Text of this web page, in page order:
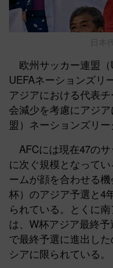
日
欧州サッカー連盟（
UEFAネーションズリ
アジアにおける代表
会減少を考慮にアジ
盟）ネーションズリ
AFCには現在47の
に次ぐ規模となって
ームが顔を合わせる
杯）のアジア予選と4
られている。とくに
は、W杯アジア最終
で最終予選に進出し
シアに限られている。